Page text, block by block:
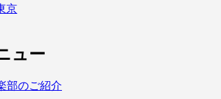
京
ュー
部のご紹介